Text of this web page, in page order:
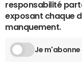
responsabilité
exposant chaque
manquement.
Je m'abonne